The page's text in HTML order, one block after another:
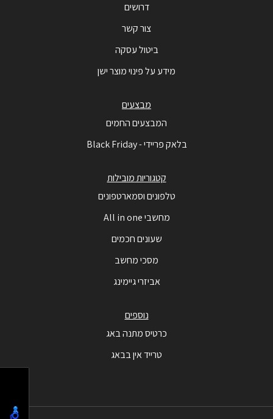
דרושים
צור קשר
ביטול עסקה
מידע על פינוי מוצר ישן
מבצעים
המבצעים החמים
בלאק פריידי - Black Friday
קטגוריות מובילות
טלפונים וסמארטפונים
מחשבי All in one
שעונים חכמים
מסכי מחשב
אביזרי גיימינג
נוספים
כרטיס מתנה באג
טרייד אין בבאג